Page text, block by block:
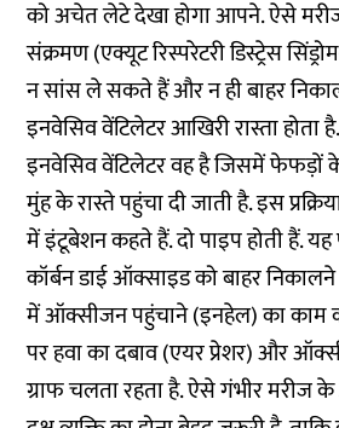
को अचेत लेटे देखा होगा आपने. ऐसे
संक्रमण (एक्यूट रिस्परेटरी डिस्ट्रेस
न सांस ले सकते हैं और न ही बाहर
इनवेसिव वेंटिलेटर आखिरी रास्ता होता है.
इनवेसिव वेंटिलेटर वह है जिसमें फेफड़ों
मुंह के रास्ते पहुंचा दी जाती है. इस
में इंटूबेशन कहते हैं. दो पाइप होती हैं.
कॉर्बन डाई ऑक्साइड को बाहर
में ऑक्सीजन पहुंचाने (इनहेल) का काम
पर हवा का दबाव (एयर प्रेशर) और
ग्राफ चलता रहता है. ऐसे गंभीर मरीज